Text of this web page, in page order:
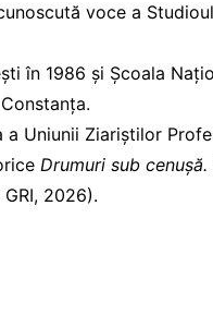
voce a
în 1986 și Școala
Uniunii Ziariștilor
Drumuri sub
2026).